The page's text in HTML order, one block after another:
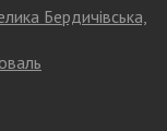
Бердичівська,